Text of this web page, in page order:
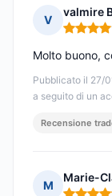
V
valmire
Nota: 4
Pubblicato il 27/
a seguito di un
Molto buono,
Recensione
M
Marie-